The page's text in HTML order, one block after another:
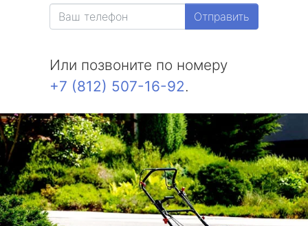
Отправить
Или позвоните по номеру
+7 (812) 507-16-92.